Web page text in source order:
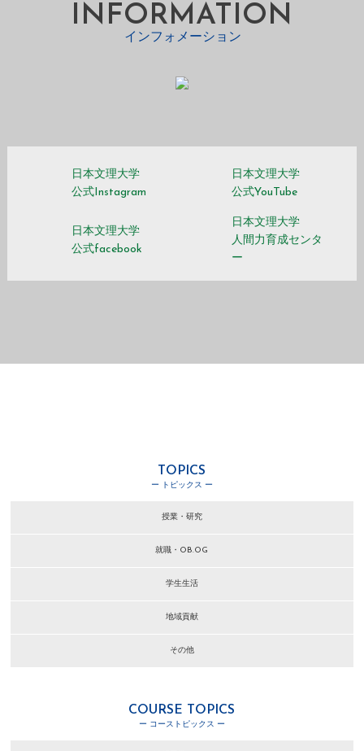
INFORMATION
インフォメーション
日本文理大学
公式Instagram
日本文理大学
公式YouTube
日本文理大学
公式facebook
日本文理大学
人間力育成センタ
ー
TOPICS
ー トピックス ー
授業・研究
就職・OB.OG
学生生活
地域貢献
その他
COURSE TOPICS
ー コーストピックス ー